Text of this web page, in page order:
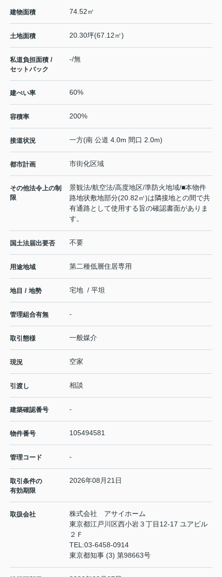
建物面積 74.52㎡
土地面積 20.30坪(67.12㎡)
私道負担面積 /
セットバック
-/無
建ぺい率 60%
容積率 200%
接道状況 一方(南 公道 4.0m 間口 2.0m)
都市計画 市街化区域
その他法令上の制
限
景観法/航空法/高度地区/準防火地域/■本物件
路地状敷地部分(20.82㎡)は隣接地との間で共
有通路として使用する旨の確認書面がありま
す。
国土法届出要否 不要
用途地域 第二種低層住居専用
地目 / 地勢 宅地 / 平坦
管理組合有無 -
取引態様 一般媒介
現況 空家
引渡し 相談
建築確認番号 -
物件番号 105494581
管理コード -
取引条件の
有効期限
2026年08月21日
取扱会社
株式会社 アサイホーム
東京都江戸川区西小岩３丁目12-17 ユアビル
２Ｆ
TEL:03-6458-0914
東京都知事 (3) 第98663号